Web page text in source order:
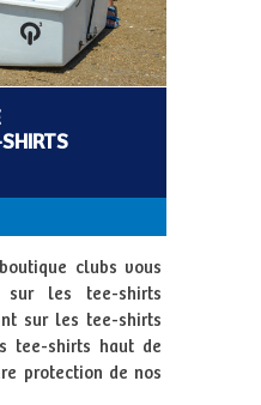
clubs vous
sur les tee-shirts
sur les tee-shirts
tee-shirts haut de
protection de nos